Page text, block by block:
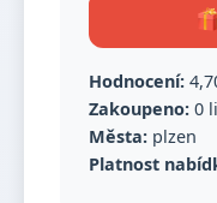
Hodnocení:
Zakoupeno: 0
Města: plzen
Platnost